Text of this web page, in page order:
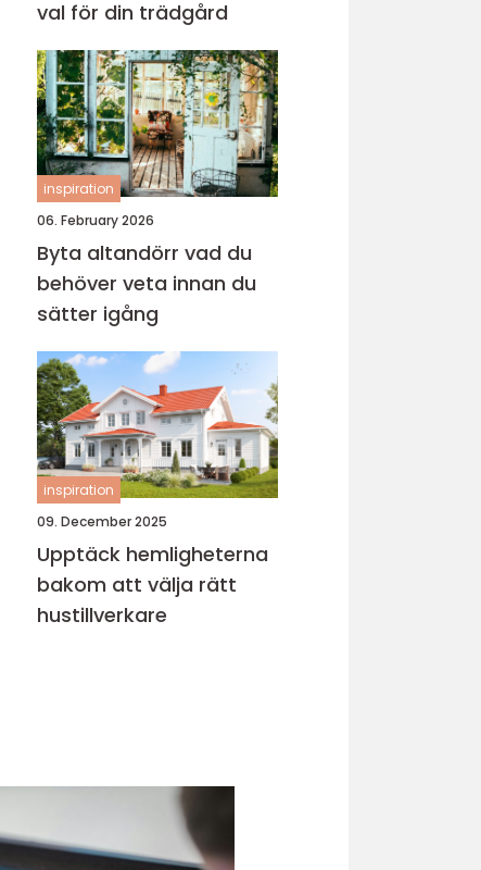
val för din trädgård
inspiration
06. February 2026
Byta altandörr vad du
behöver veta innan du
sätter igång
inspiration
09. December 2025
Upptäck hemligheterna
bakom att välja rätt
hustillverkare